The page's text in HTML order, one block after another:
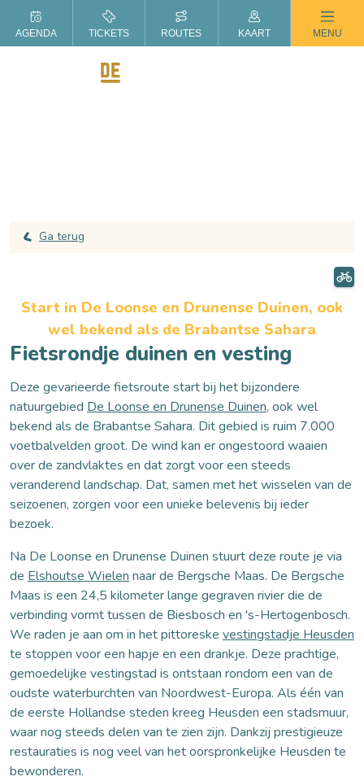
ZOMER IN DE LANGSTRAAT
Ga terug
Start in De Loonse en Drunense Duinen, ook
wel bekend als de Brabantse Sahara
Fietsrondje duinen en vesting
Deze gevarieerde fietsroute start bij het bijzondere
natuurgebied De Loonse en Drunense Duinen, ook wel
bekend als de Brabantse Sahara. Dit gebied is ruim 7.000
voetbalvelden groot. De wind kan er ongestoord waaien
over de zandvlaktes en dat zorgt voor een steeds
veranderend landschap. Dat, samen met het wisselen van de
seizoenen, zorgen voor een unieke belevenis bij ieder
bezoek.
Na De Loonse en Drunense Duinen stuurt deze route je via
de Elshoutse Wielen naar de Bergsche Maas. De Bergsche
Maas is een 24,5 kilometer lange gegraven rivier die de
verbinding vormt tussen de Biesbosch en 's-Hertogenbosch.
We raden je aan om in het pittoreske vestingstadje Heusden
te stoppen voor een hapje en een drankje. Deze prachtige,
gemoedelijke vestingstad is ontstaan rondom een van de
oudste waterburchten van Noordwest-Europa. Als één van
de eerste Hollandse steden kreeg Heusden een stadsmuur,
waar nog steeds delen van te zien zijn. Dankzij prestigieuze
restauraties is nog veel van het oorspronkelijke Heusden te
bewonderen.
AGENDA TICKETS ROUTES KAART MENU